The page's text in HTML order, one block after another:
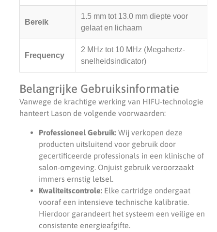
Bereik
1.5 mm tot 13.0 mm diepte voor
gelaat en lichaam
Frequency
2 MHz tot 10 MHz (Megahertz-
snelheidsindicator)
Belangrijke Gebruiksinformatie
Vanwege de krachtige werking van HIFU-technologie
hanteert Lason de volgende voorwaarden:
Professioneel Gebruik: Wij verkopen deze
producten uitsluitend voor gebruik door
gecertificeerde professionals in een klinische of
salon-omgeving. Onjuist gebruik veroorzaakt
immers ernstig letsel.
Kwaliteitscontrole: Elke cartridge ondergaat
vooraf een intensieve technische kalibratie.
Hierdoor garandeert het systeem een veilige en
consistente energieafgifte.